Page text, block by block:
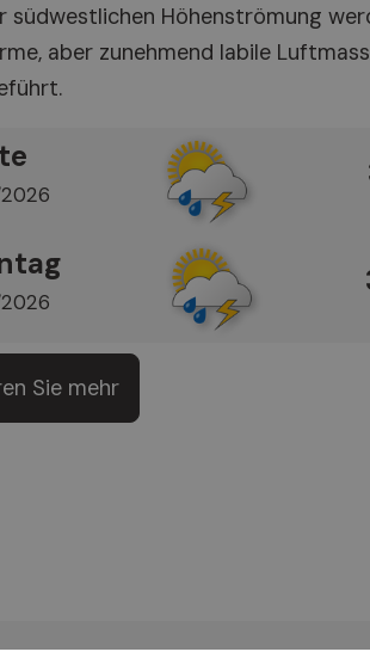
südwestlichen Höhenströmung
aber zunehmend labile
Sie mehr